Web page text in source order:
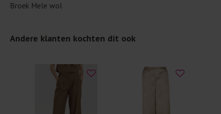
Je wilt natuurlijk lang plezier hebben van je nieuwe kleding.
Lees altijd eerst even het was-etiket.
buitenkant.
Wees zuinig met wasmiddel. Per kledingstuk is een drupje
Was zo koud mogelijk. Op 20 of 30 graden wassen is vaak
Broek Mele wol
Andere klanten kochten dit ook